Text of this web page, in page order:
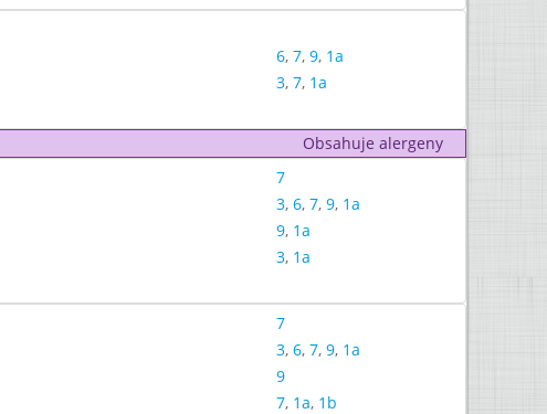
6, 7, 9, 1a
3, 7, 1a
Obsahuje alergeny
7
3, 6, 7, 9, 1a
9, 1a
3, 1a
7
3, 6, 7, 9, 1a
9
7, 1a, 1b